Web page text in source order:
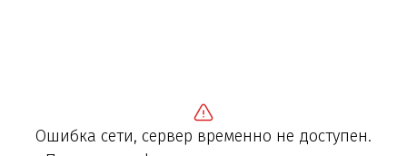
Ошибка сети, сервер временно не доступен.